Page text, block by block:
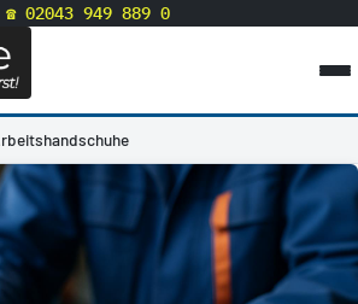
☎ 02043 949 889 0